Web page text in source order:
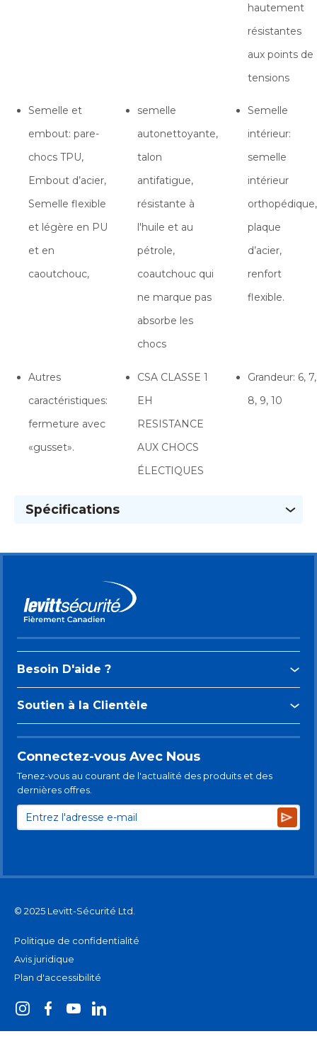
hautement
résistantes
aux points de
tensions
Semelle et
embout: pare-
chocs TPU,
Embout d’acier,
Semelle flexible
et légère en PU
et en
caoutchouc,
semelle
autonettoyante,
talon
antifatigue,
résistante à
l'huile et au
pétrole,
coautchouc qui
ne marque pas
absorbe les
chocs
Semelle
intérieur:
semelle
intérieur
orthopédique,
plaque
d’acier,
renfort
flexible.
Autres
caractéristiques:
fermeture avec
«gusset».
CSA CLASSE 1
EH
RESISTANCE
AUX CHOCS
ÉLECTIQUES
Grandeur: 6, 7,
8, 9, 10
Spécifications
Besoin D'aide ?
Soutien à la Clientèle
Connectez-vous Avec Nous
Tenez-vous au courant de l'actualité des produits et des
dernières offres.
© 2025 Levitt-Sécurité Ltd.
Politique de confidentialité
Avis juridique
Plan d'accessibilité